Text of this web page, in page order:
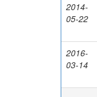
2014-
05-22
2016-
03-14